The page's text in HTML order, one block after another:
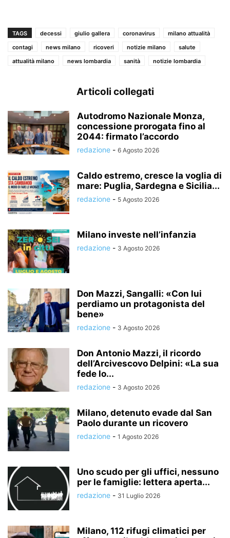
TAGS decessi giulio gallera coronavirus
milano attualità
contagi
news milano ricoveri notizie milano
salute
attualità milano
news lombardia sanità notizie lombardia
Articoli collegati
Autodromo Nazionale Monza,
concessione prorogata fino al
2044: firmato l’accordo
redazione - 6 Agosto 2026
Caldo estremo, cresce la voglia di
mare: Puglia, Sardegna e Sicilia...
redazione - 5 Agosto 2026
Milano investe nell’infanzia
redazione - 3 Agosto 2026
Don Mazzi, Sangalli: «Con lui
perdiamo un protagonista del
bene»
redazione - 3 Agosto 2026
Don Antonio Mazzi, il ricordo
dell’Arcivescovo Delpini: «La sua
fede lo...
redazione - 3 Agosto 2026
Milano, detenuto evade dal San
Paolo durante un ricovero
redazione - 1 Agosto 2026
Uno scudo per gli uffici, nessuno
per le famiglie: lettera aperta...
redazione - 31 Luglio 2026
Milano, 112 rifugi climatici per